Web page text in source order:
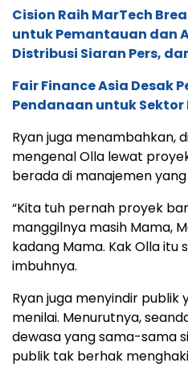
Cision Raih MarTech
untuk Pemantauan dan
Distribusi Siaran Pers,
Fair Finance Asia Desak
Pendanaan untuk Sektor
Ryan juga menambahkan,
mengenal Olla lewat
berada di manajemen
“Kita tuh pernah proyek
manggilnya masih Mama,
kadang Mama. Kak Olla itu
imbuhnya.
Ryan juga menyindir
menilai. Menurutnya,
dewasa yang sama-sama
publik tak berhak